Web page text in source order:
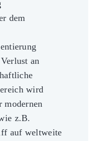
dem
an
wird
modernen
z.B.
auf weltweite